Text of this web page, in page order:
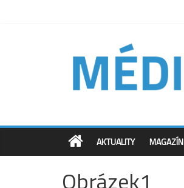
AKTUALITY MAGAZÍN
Obrázek1